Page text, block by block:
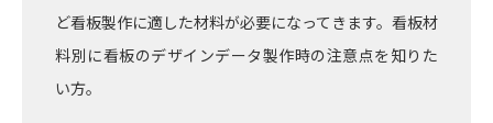
ど看板製作に適した材料が必要になってきます。看板材
料別に看板のデザインデータ製作時の注意点を知りた
い方。